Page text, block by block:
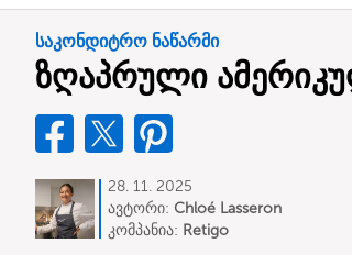
საკონდიტრო ნაწარმი
ზღაპრული
28. 11. 2025
ავტორი: Chloé Lasseron
კომპანია: Retigo